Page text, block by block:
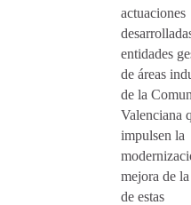
actuaciones
entidades
de áreas
de la
Valenciana
impulsen la
mejora de
de estas